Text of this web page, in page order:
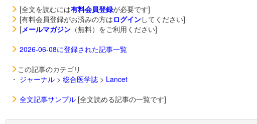
[全文を読むには有料会員登録が必要です]
[有料会員登録がお済みの方はログインしてください]
[メールマガジン（無料）をご利用ください]
2026-06-08に登録された記事一覧
この記事のカテゴリ
・ ジャーナル> 総合医学誌> Lancet
全文記事サンプル[全文読める記事の一覧です]